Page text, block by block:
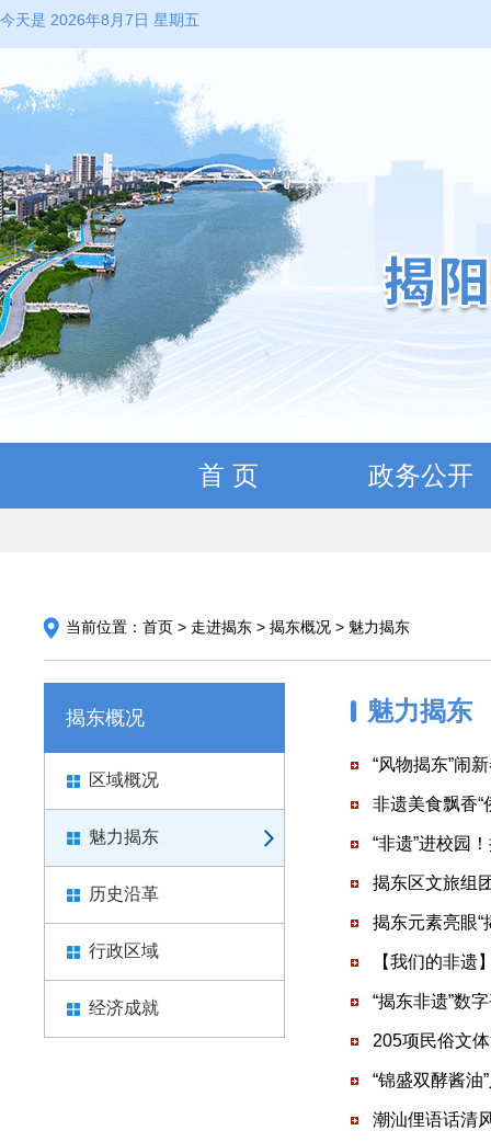
今天是 2026年8月7日 星期五
首 页 政务公开
当前位置： 首页 > 走进揭东 > 揭东概况 > 魅力揭东
揭东概况
区域概况
魅力揭东
历史沿革
行政区域
经济成就
魅力揭东
“风物揭东”闹
非遗美食飘香“
“非遗”进校园
揭东区文旅组
揭东元素亮眼“
【我们的非遗
“揭东非遗”数
205项民俗文
“锦盛双酵酱油
潮汕俚语话清